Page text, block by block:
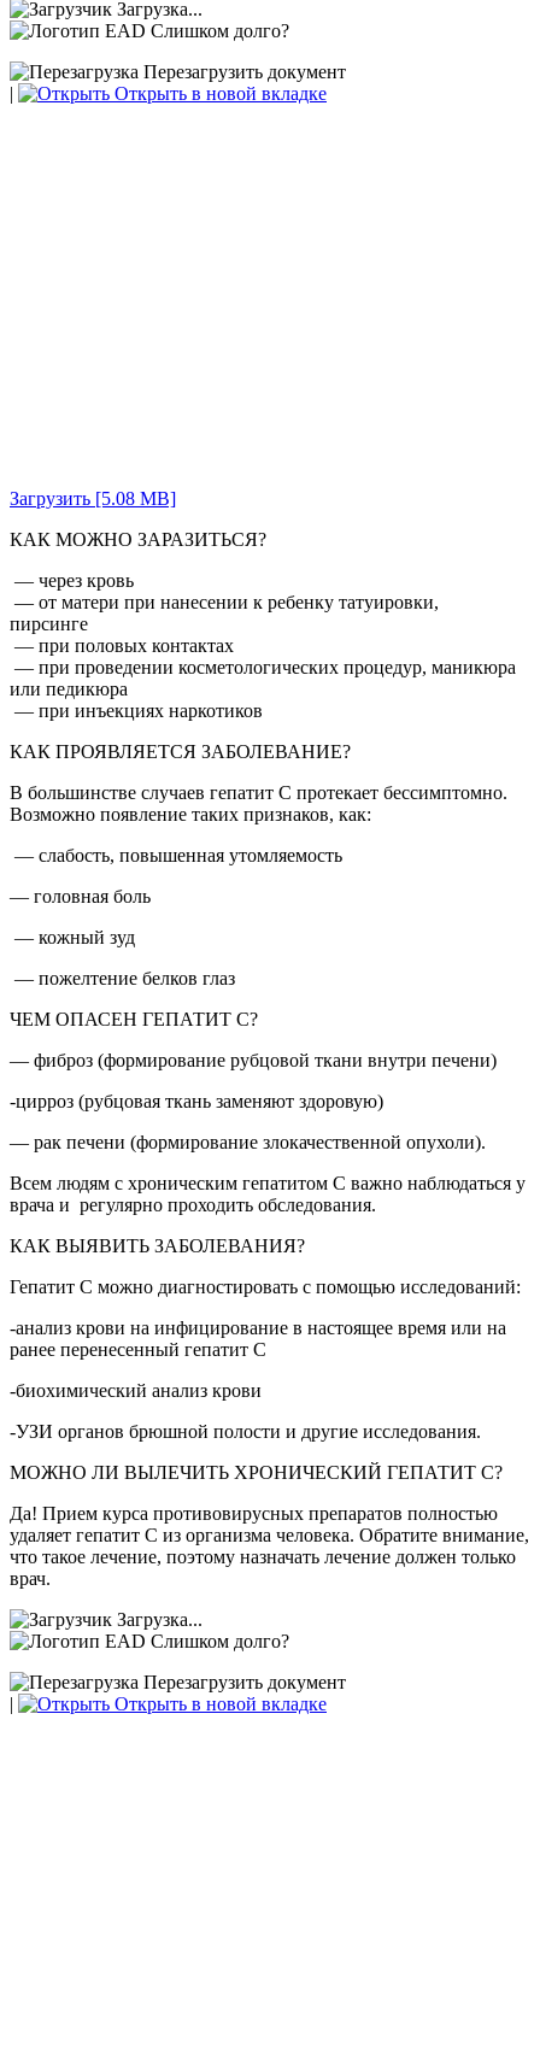
Загрузка...
Слишком долго?
Перезагрузить документ
|
Открыть в новой вкладке
Загрузить [5.08 MB]
КАК МОЖНО ЗАРАЗИТЬСЯ?
— через кровь
— от матери при нанесении к ребенку татуировки,
пирсинге
— при половых контактах
— при проведении косметологических процедур, маникюра
или педикюра
— при инъекциях наркотиков
КАК ПРОЯВЛЯЕТСЯ ЗАБОЛЕВАНИЕ?
В большинстве случаев гепатит С протекает бессимптомно.
Возможно появление таких признаков, как:
— слабость, повышенная утомляемость
— головная боль
— кожный зуд
— пожелтение белков глаз
ЧЕМ ОПАСЕН ГЕПАТИТ С?
— фиброз (формирование рубцовой ткани внутри печени)
-цирроз (рубцовая ткань заменяют здоровую)
— рак печени (формирование злокачественной опухоли).
Всем людям с хроническим гепатитом С важно наблюдаться у
врача и регулярно проходить обследования.
КАК ВЫЯВИТЬ ЗАБОЛЕВАНИЯ?
Гепатит С можно диагностировать с помощью исследований:
-анализ крови на инфицирование в настоящее время или на
ранее перенесенный гепатит С
-биохимический анализ крови
-УЗИ органов брюшной полости и другие исследования.
МОЖНО ЛИ ВЫЛЕЧИТЬ ХРОНИЧЕСКИЙ ГЕПАТИТ С?
Да! Прием курса противовирусных препаратов полностью
удаляет гепатит С из организма человека. Обратите внимание,
что такое лечение, поэтому назначать лечение должен только
врач.
Загрузка...
Слишком долго?
Перезагрузить документ
|
Открыть в новой вкладке